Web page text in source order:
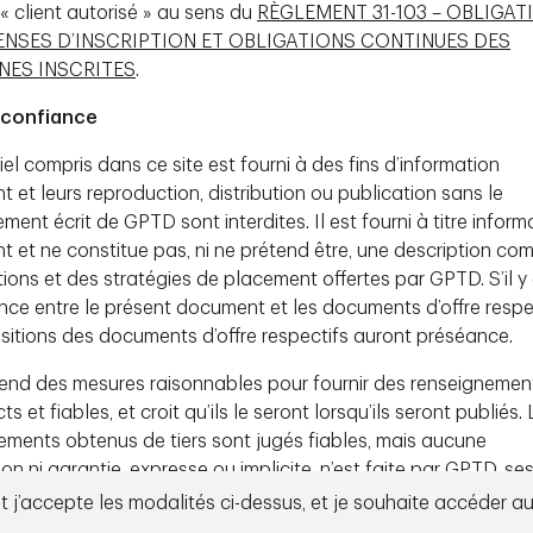
au risque de chacun.
à une personne résidant dans un territoire où
présent document n’a été examiné par aucune
de réglementation dans les territoires où nous
de ceux-ci.
ce document concernant les titres ou les
ou celui de la source citée. Sauf indication
indiquée et ils pourraient changer. Les données
du portefeuille sont historiques et peuvent
Les énoncés prospectifs reflètent les
ou de résultats futurs en fonction des
projections pourraient s’avérer inexactes à l’avenir,
en compte dans leur formulation pourraient se
de ceux exprimés ou implicites. Les énoncés
il faut éviter de s’y fier.
de Placements TD Inc. (« GPTD ») et Epoch
ses activités au Canada et TD Epoch, aux États-
des filiales en propriété exclusive de La Banque
client autorisé » au sens du RÈGLEMENT 31-103 –
D’INSCRIPTION ET OBLIGATIONS CONTINUES DES
INSCRITES.
compris dans ce site est fourni à des fins d’information
et leurs reproduction, distribution ou publication sans le
écrit de GPTD sont interdites. Il est fourni à titre
et ne constitue pas, ni ne prétend être, une description
et des stratégies de placement offertes par GPTD. S’il y
entre le présent document et les documents d’offre
des documents d’offre respectifs auront préséance.
des mesures raisonnables pour fournir des
et fiables, et croit qu’ils le seront lorsqu’ils seront publiés.
obtenus de tiers sont jugés fiables, mais aucune
ni garantie, expresse ou implicite, n’est faite par GPTD, ses
ou toute autre personne quant à leur exactitude, leur
j’accepte les modalités ci-dessus, et je souhaite accéder